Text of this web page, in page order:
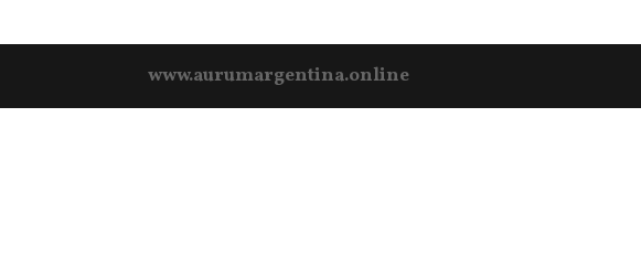
www.aurumargentina.online